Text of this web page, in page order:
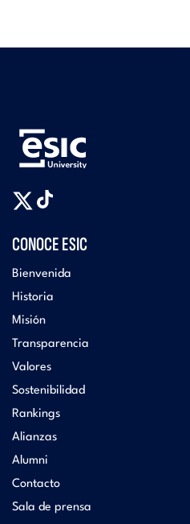
CONOCE ESIC
Bienvenida
Historia
Misión
Transparencia
Valores
Sostenibilidad
Rankings
Alianzas
Alumni
Contacto
Sala de prensa